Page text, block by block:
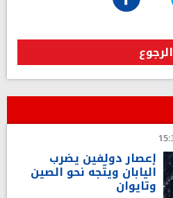
الرجوع
إعصار دولفين يضرب
اليابان ويتّجه نحو الصين
وتايوان